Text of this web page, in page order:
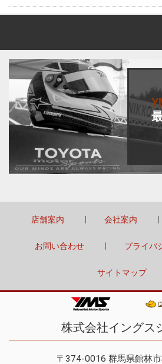
店舗案内 会社案内
お問い合わせ プライバ
サイトマップ
株式会社イングス
〒374-0016 群馬県館林